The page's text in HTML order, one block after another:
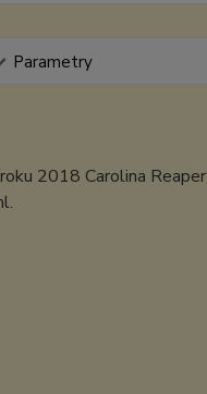
Parametry
2018 Carolina Reaper